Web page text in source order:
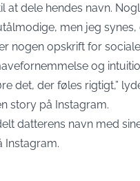
at dele hendes navn.
men jeg synes,
nogen opskrift for
og
det, der føles rigtigt,”
story på Instagram.
datterens navn med
Instagram.